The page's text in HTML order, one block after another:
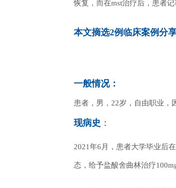
恢复，而在mst治疗后，患者
本文摘选2例临床案例分
一般情况：
患者，男， 22岁，自由职业，
现病史 ：
2021年6月，患者大学毕业后
态，给予盐酸舍曲林治疗